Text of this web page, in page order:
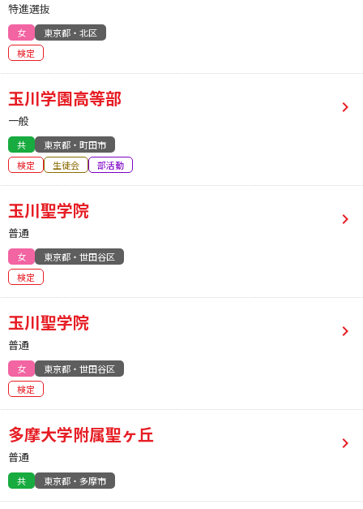
特進選抜
女
東京都・北区
検定
玉川学園高等部
一般
共
東京都・町田市
検定
生徒会 部活動
玉川聖学院
普通
女
東京都・世田谷区
検定
玉川聖学院
普通
女
東京都・世田谷区
検定
多摩大学附属聖ヶ丘
普通
共 東京都・多摩市